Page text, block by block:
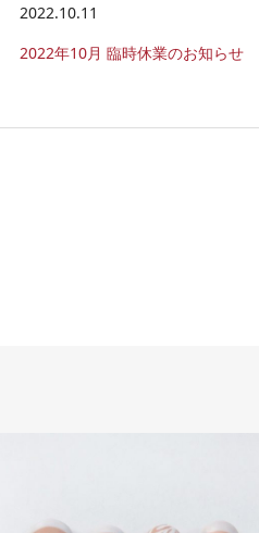
2022.10.11
2022年10月 臨時休業のお知らせ